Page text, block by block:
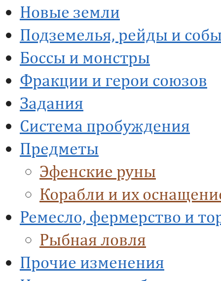
Новые земли
Подземелья, рейды и
Боссы и монстры
Фракции и герои союзов
Задания
Система пробуждения
Предметы
Эфенские руны
Корабли и их
Ремесло, фермерство и
Рыбная ловля
Прочие изменения